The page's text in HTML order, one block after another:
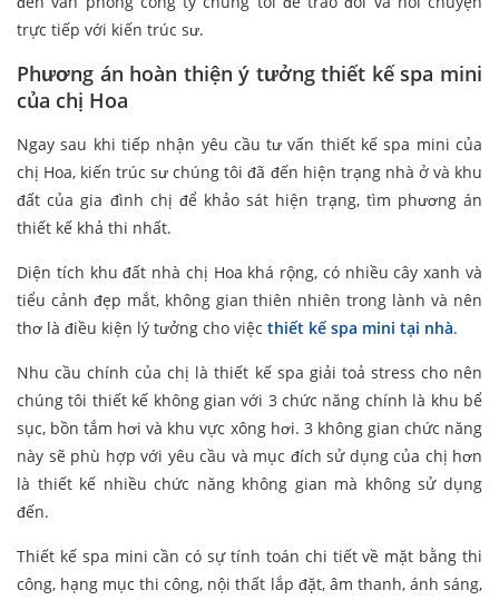
trực tiếp với kiến trúc sư.
Phương án hoàn thiện ý tưởng thiết kế spa mini
của chị Hoa
Ngay sau khi tiếp nhận yêu cầu tư vấn thiết kế spa mini của
chị Hoa, kiến trúc sư chúng tôi đã đến hiện trạng nhà ở và khu
đất của gia đình chị để khảo sát hiện trạng, tìm phương án
thiết kế khả thi nhất.
Diện tích khu đất nhà chị Hoa khá rộng, có nhiều cây xanh và
tiểu cảnh đẹp mắt, không gian thiên nhiên trong lành và nên
thơ là điều kiện lý tưởng cho việc thiết kế spa mini tại nhà.
Nhu cầu chính của chị là thiết kế spa giải toả stress cho nên
chúng tôi thiết kế không gian với 3 chức năng chính là khu bể
sục, bồn tắm hơi và khu vực xông hơi. 3 không gian chức năng
này sẽ phù hợp với yêu cầu và mục đích sử dụng của chị hơn
là thiết kế nhiều chức năng không gian mà không sử dụng
đến.
Thiết kế spa mini cần có sự tính toán chi tiết về mặt bằng thi
công, hạng mục thi công, nội thất lắp đặt, âm thanh, ánh sáng,